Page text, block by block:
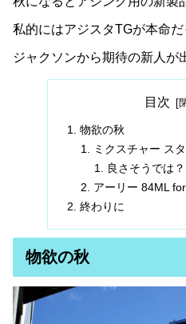
私的にはアジスタTGが本命
ジャクソンから期待の新人
目次
物欲の秋
ミクスチャー ス
良さそうでは？
アーリー 84ML
終わりに
物欲の秋